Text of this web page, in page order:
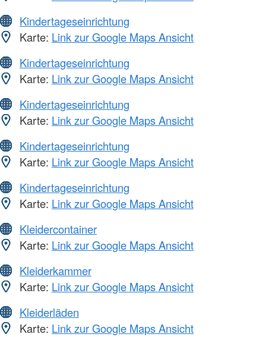
Kindertageseinrichtung
Karte: Link zur Google Maps Ansicht
Kindertageseinrichtung
Karte: Link zur Google Maps Ansicht
Kindertageseinrichtung
Karte: Link zur Google Maps Ansicht
Kindertageseinrichtung
Karte: Link zur Google Maps Ansicht
Kindertageseinrichtung
Karte: Link zur Google Maps Ansicht
Kleidercontainer
Karte: Link zur Google Maps Ansicht
Kleiderkammer
Karte: Link zur Google Maps Ansicht
Kleiderläden
Karte: Link zur Google Maps Ansicht